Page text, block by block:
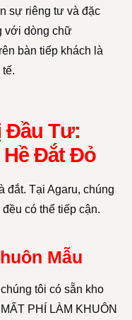
sự riêng tư và đặc
với dòng chữ
bàn tiếp khách là
Đầu Tư:
Hề Đắt Đỏ
đắt. Tại Agaru, chúng
có thể tiếp cận.
Mẫu
tôi có sẵn kho
PHÍ LÀM KHUÔN